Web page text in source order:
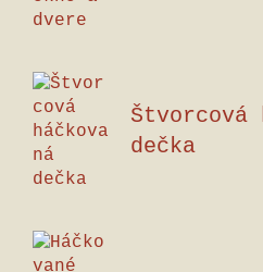
Štvorcová
dečka